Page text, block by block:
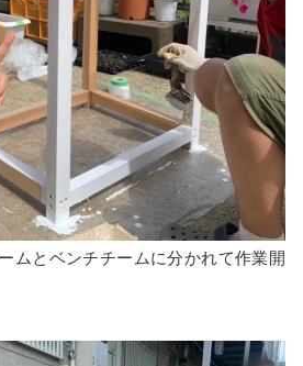
ムとベンチチームに分かれて作業開